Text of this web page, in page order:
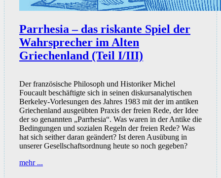
Parrhesia – das riskante Spiel der
Wahrsprecher im Alten
Griechenland (Teil I/III)
Der französische Philosoph und Historiker Michel
Foucault beschäftigte sich in seinen diskursanalytischen
Berkeley-Vorlesungen des Jahres 1983 mit der im antiken
Griechenland ausgeübten Praxis der freien Rede, der Idee
der so genannten „Parrhesia“. Was waren in der Antike die
Bedingungen und sozialen Regeln der freien Rede? Was
hat sich seither daran geändert? Ist deren Ausübung in
unserer Gesellschaftsordnung heute so noch gegeben?
mehr ...